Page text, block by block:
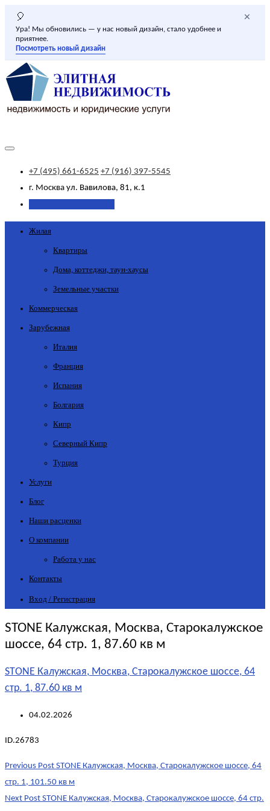
🎈
Ура! Мы обновились — у нас новый дизайн, стало удобнее и
приятнее.
Посмотреть новый дизайн
×
+7 (495) 661-6525 +7 (916) 397-5545
г. Москва ул. Вавилова, 81, к.1
Жилая
Квартиры
Дома, коттеджи, таун-хаусы
Земельные участки
Коммерческая
Зарубежная
Италия
Франция
Испания
Болгария
Кипр
Северный Кипр
Турция
Услуги
Блог
Наши расценки
О компании
Работа у нас
Контакты
Вход / Регистрация
STONE Калужская, Москва, Старокалужское
шоссе, 64 стр. 1, 87.60 кв м
STONE Калужская, Москва, Старокалужское шоссе, 64
стр. 1, 87.60 кв м
04.02.2026
ID.26783
Post
navigation
Previous Post STONE Калужская, Москва, Старокалужское шоссе, 64
стр. 1, 101.50 кв м
Next Post STONE Калужская, Москва, Старокалужское шоссе, 64 стр.